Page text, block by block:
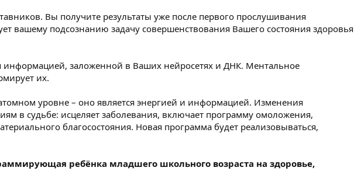
Вы получите результаты уже после первого прослушивания
вашему подсознанию задачу совершенствования Вашего состояния здоровья
заложенной в Ваших нейросетях и ДНК. Ментальное
их.
уровне – оно является энергией и информацией. Изменения
в судьбе: исцеляет заболевания, включает программу омоложения,
благосостояния. Новая программа будет реализовываться,
ребёнка младшего школьного возраста на здоровье,